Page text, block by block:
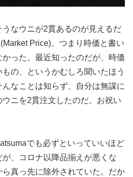
なウニが2貫あるのが見えるだ
Price)、つまり時価と書い
った。最近知ったのだが、時価
の、というかむしろ聞いたほう
なことは知らず、自分は無謀に
ニを2貫注文したのだ。お祝い
でも必ずといっていいほど
、コロナ以降品揃えが悪くな
真っ先に除外されていた。だか